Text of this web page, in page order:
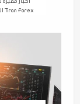
Tiran Forex الى TNFX Ltd يوم السبت 20/5. لتفاصيل أكثر قم بالاطلاع عل...